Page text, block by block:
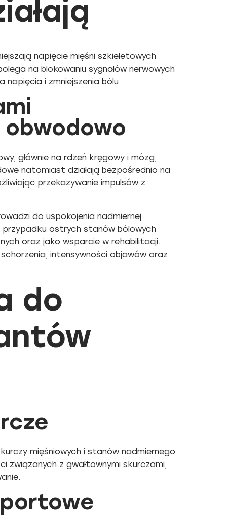
napięcie mięśni szkieletowych
na blokowaniu sygnałów nerwowych
napięcia i zmniejszenia bólu.
głównie na rdzeń kręgowy i mózg,
natomiast działają bezpośrednio na
przekazywanie impulsów z
do uspokojenia nadmiernej
przypadku ostrych stanów bólowych
oraz jako wsparcie w rehabilitacji.
intensywności objawów oraz
do
mięśniowych i stanów nadmiernego
związanych z gwałtownymi skurczami,